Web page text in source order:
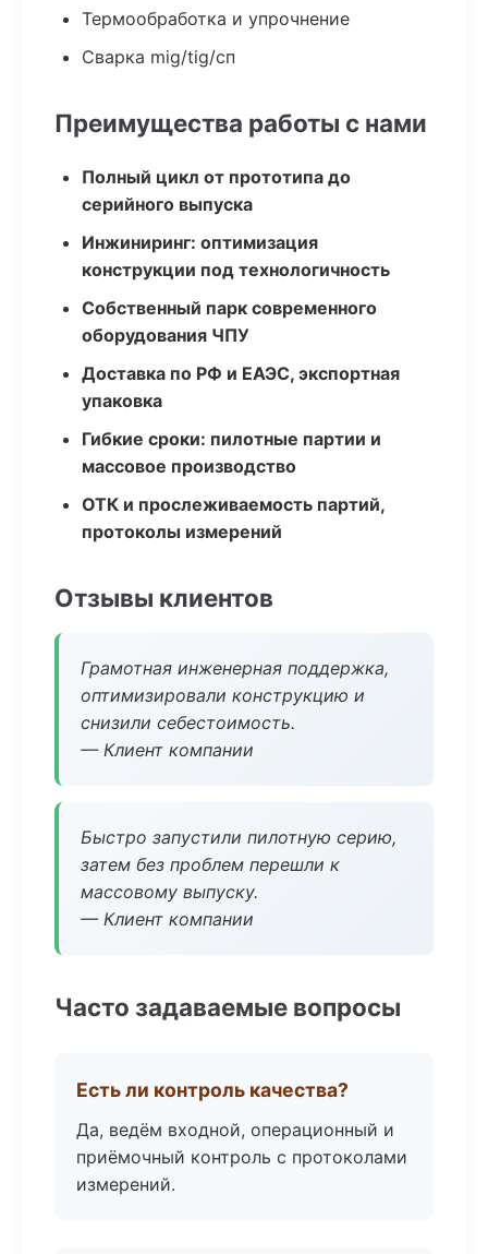
Термообработка и упрочнение
Сварка mig/tig/сп
Преимущества работы с нами
Полный цикл от прототипа до
серийного выпуска
Инжиниринг: оптимизация
конструкции под технологичность
Собственный парк современного
оборудования ЧПУ
Доставка по РФ и ЕАЭС, экспортная
упаковка
Гибкие сроки: пилотные партии и
массовое производство
ОТК и прослеживаемость партий,
протоколы измерений
Отзывы клиентов
Грамотная инженерная поддержка,
оптимизировали конструкцию и
снизили себестоимость.
— Клиент компании
Быстро запустили пилотную серию,
затем без проблем перешли к
массовому выпуску.
— Клиент компании
Часто задаваемые вопросы
Есть ли контроль качества?
Да, ведём входной, операционный и
приёмочный контроль с протоколами
измерений.